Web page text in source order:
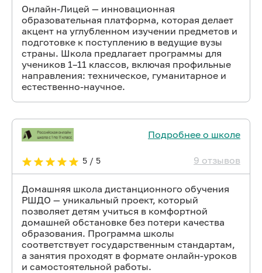
Онлайн-Лицей — инновационная
образовательная платформа, которая делает
акцент на углубленном изучении предметов и
подготовке к поступлению в ведущие вузы
страны. Школа предлагает программы для
учеников 1–11 классов, включая профильные
направления: техническое, гуманитарное и
естественно-научное.
Подробнее о школе
5 / 5 9 отзывов
Домашняя школа дистанционного обучения
РШДО — уникальный проект, который
позволяет детям учиться в комфортной
домашней обстановке без потери качества
образования. Программа школы
соответствует государственным стандартам,
а занятия проходят в формате онлайн-уроков
и самостоятельной работы.